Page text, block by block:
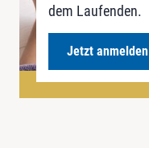
dem Laufenden.
Jetzt anmelden